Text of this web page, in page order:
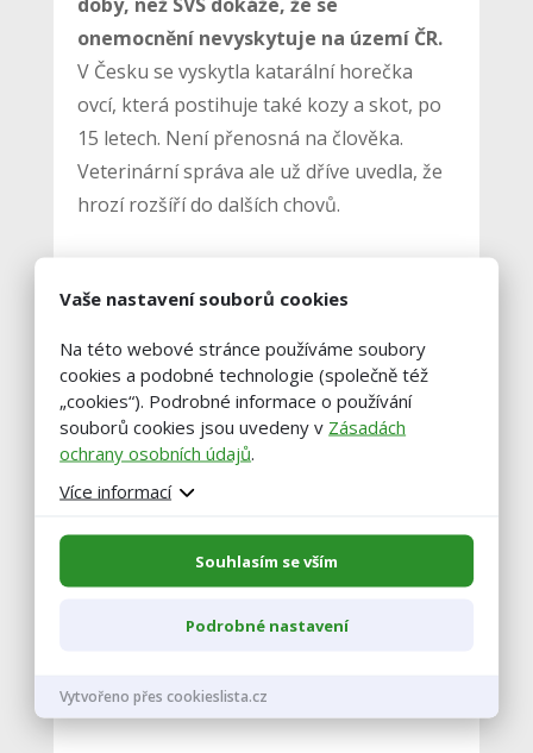
onemocnění nevyskytuje na území ČR.
V Česku se vyskytla katarální horečka
ovcí, která postihuje také kozy a skot, po
15 letech. Není přenosná na člověka.
Veterinární správa ale už dříve uvedla, že
hrozí rozšíří do dalších chovů.
ČSL) už dříve zdůraznil, že
zvířata plošně utrácet.Ministerstvo
nicméně chystá kompenzace, a to
například za zvířata, která uhynula nebo
musela být utracena, případně uhradí i
vakcinace.
foto: pixabay.com
Vaše nastavení souborů cookies
Na této webové stránce používáme soubory
cookies a podobné technologie (společně též
„cookies“). Podrobné informace o používání
souborů cookies jsou uvedeny v Zásadách
ochrany osobních údajů.
Více informací
Souhlasím se vším
Podrobné nastavení
Vytvořeno přes cookieslista.cz